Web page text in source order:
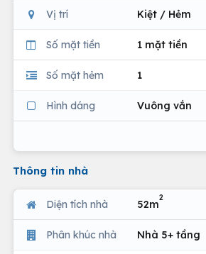
Vị trí Kiệt / Hẻm
Số mặt tiền 1 mặt tiền
Số mặt hẻm 1
Hình dáng Vuông vắn
Thông tin nhà
Diện tích nhà 52m
2
Phân khúc nhà Nhà 5+ tầng